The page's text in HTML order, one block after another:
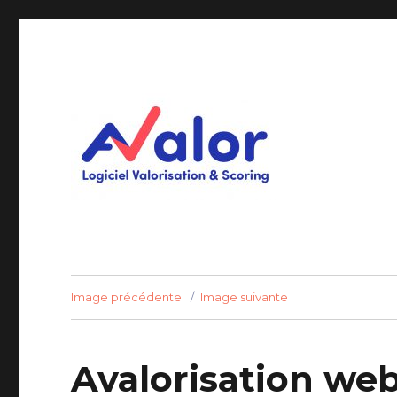
Image précédente Image suivante
Avalorisation